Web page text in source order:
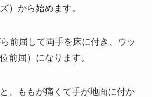
）から始めます。
前屈して両手を床に付き、ウッ
前屈）になります。
、ももが痛くて手が地面に付か